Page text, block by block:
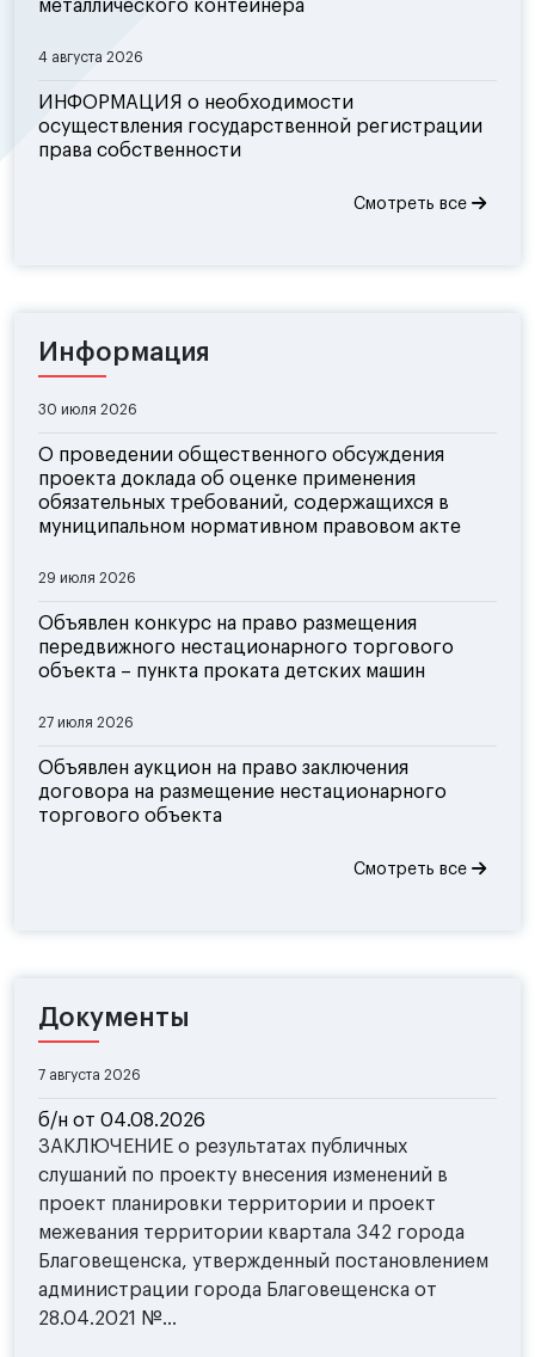
металлического контейнера
4 августа 2026
ИНФОРМАЦИЯ о необходимости
осуществления государственной регистрации
права собственности
Смотреть все
Информация
30 июля 2026
О проведении общественного обсуждения
проекта доклада об оценке применения
обязательных требований, содержащихся в
муниципальном нормативном правовом акте
29 июля 2026
Объявлен конкурс на право размещения
передвижного нестационарного торгового
объекта – пункта проката детских машин
27 июля 2026
Объявлен аукцион на право заключения
договора на размещение нестационарного
торгового объекта
Смотреть все
Документы
7 августа 2026
б/н от 04.08.2026
ЗАКЛЮЧЕНИЕ о результатах публичных
слушаний по проекту внесения изменений в
проект планировки территории и проект
межевания территории квартала 342 города
Благовещенска, утвержденный постановлением
администрации города Благовещенска от
28.04.2021 №...